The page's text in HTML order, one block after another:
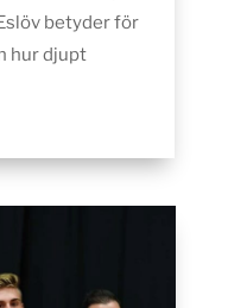
betyder för
hur djupt